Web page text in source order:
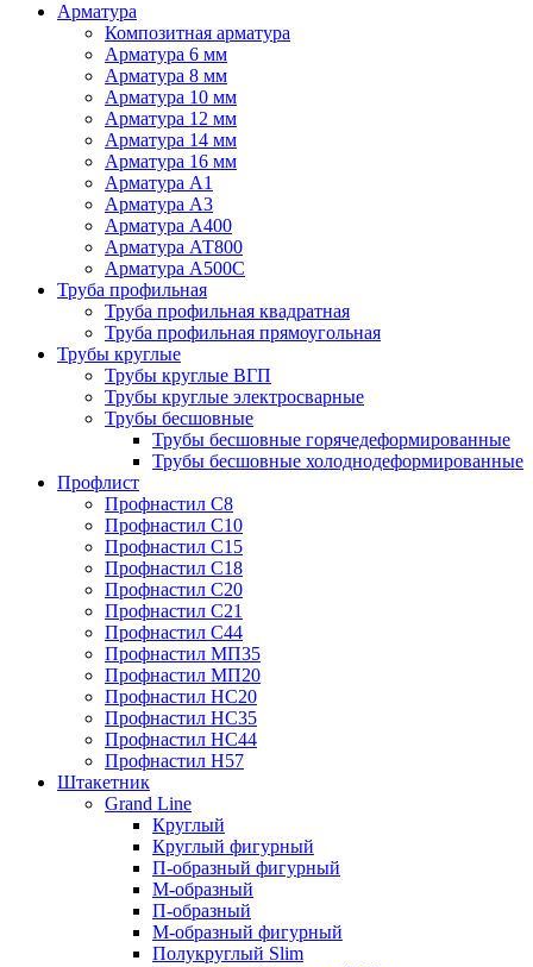
Арматура
Композитная арматура
Арматура 6 мм
Арматура 8 мм
Арматура 10 мм
Арматура 12 мм
Арматура 14 мм
Арматура 16 мм
Арматура А1
Арматура А3
Арматура А400
Арматура АТ800
Арматура А500С
Труба профильная
Труба профильная квадратная
Труба профильная прямоугольная
Трубы круглые
Трубы круглые ВГП
Трубы круглые электросварные
Трубы бесшовные
Трубы бесшовные горячедеформированные
Трубы бесшовные холоднодеформированные
Профлист
Профнастил С8
Профнастил С10
Профнастил С15
Профнастил С18
Профнастил С20
Профнастил С21
Профнастил С44
Профнастил МП35
Профнастил МП20
Профнастил НС20
Профнастил НС35
Профнастил НС44
Профнастил Н57
Штакетник
Grand Line
Круглый
Круглый фигурный
П-образный фигурный
М-образный
П-образный
М-образный фигурный
Полукруглый Slim